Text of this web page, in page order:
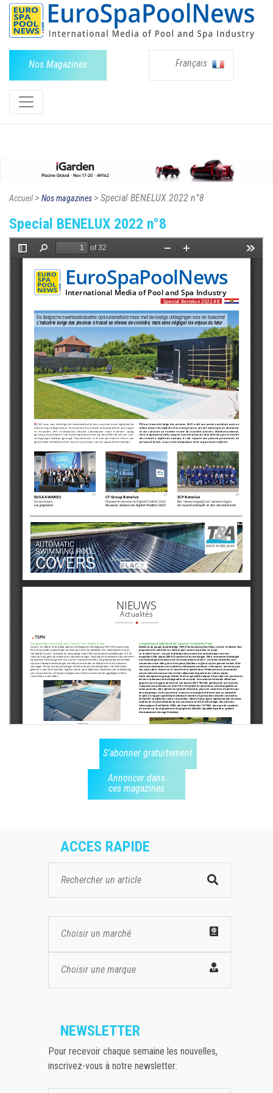
Nos Magazines Français
Accueil> Nos magazines> Special BENELUX 2022 n°8
Special BENELUX 2022 n°8
S'abonner gratuitement
Annoncer dans
ces magazines
ACCES RAPIDE
Choisir un marché
Choisir une marque
NEWSLETTER
Pour recevoir chaque semaine les nouvelles,
inscrivez-vous à notre newsletter: